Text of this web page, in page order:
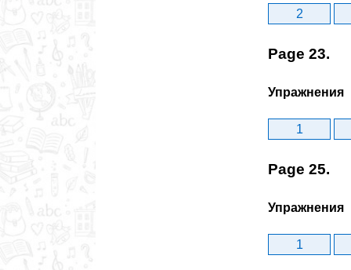
2
Page 23.
Упражнения
1
Page 25.
Упражнения
1